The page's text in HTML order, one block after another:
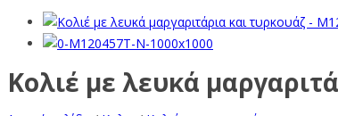
Κολιέ με λευκά